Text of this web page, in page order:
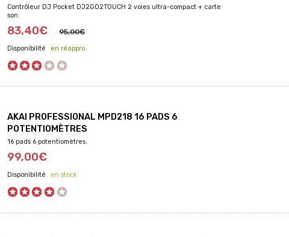
Contrôleur DJ Pocket DJ2GO2TOUCH 2 voies ultra-compact + carte
son
83,40€ 95,00€
en réappro.
AKAI PROFESSIONAL MPD218 16 PADS 6
POTENTIOMÈTRES
16 pads 6 potentiomètres.
99,00€
en stock